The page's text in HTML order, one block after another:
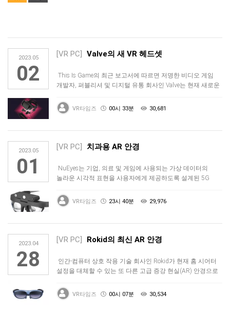
2023.05
02
[VR PC] Valve의 새 VR 헤드셋
This Is Game의 최근 보고서에 따르면 저명한 비디오 게임
개발자, 퍼블리셔 및 디지털 유통 회사인 Valve는 현재 새로운
VR타임즈 00시 33분 30,681
2023.05
01
[VR PC] 치과용 AR 안경
NuEyes는 기업, 의료 및 게임에 사용되는 가상 데이터의
놀라운 시각적 표현을 사용자에게 제공하도록 설계된 5G
VR타임즈 23시 40분 29,976
2023.04
28
[VR PC] Rokid의 최신 AR 안경
인간-컴퓨터 상호 작용 기술 회사인 Rokid가 현재 홈 시어터
설정을 대체할 수 있는 또 다른 고급 증강 현실(AR) 안경으로
VR타임즈 00시 07분 30,534